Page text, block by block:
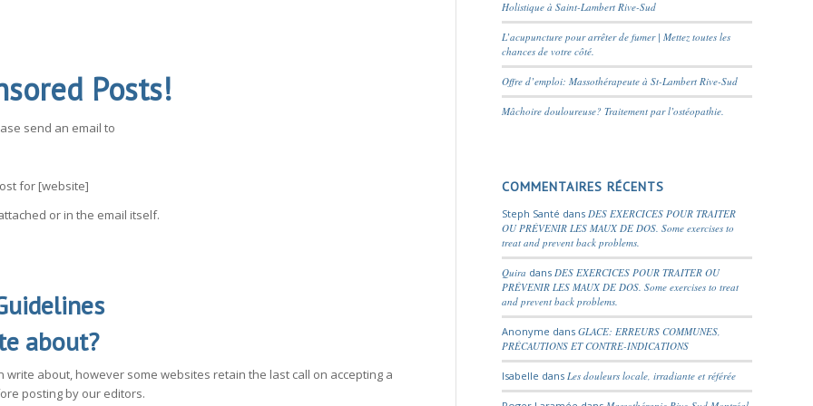
Posts!
send an email to
for [website]
or in the email itself.
about?
write about, however some websites retain the last call on accepting a
posting by our editors.
Holistique à Saint-Lambert Rive-Sud
L’acupuncture pour arrêter de fumer | Mettez toutes les
chances de votre côté.
Offre d’emploi: Massothérapeute à St-Lambert Rive-Sud
Mâchoire douloureuse? Traitement par l’ostéopathie.
COMMENTAIRES RÉCENTS
Steph Santé dans DES EXERCICES POUR TRAITER
OU PRÉVENIR LES MAUX DE DOS. Some exercises to
treat and prevent back problems.
Quira dans DES EXERCICES POUR TRAITER OU
PRÉVENIR LES MAUX DE DOS. Some exercises to treat
and prevent back problems.
Anonyme dansGLACE: ERREURS COMMUNES,
PRÉCAUTIONS ET CONTRE-INDICATIONS
Isabelle dans Les douleurs locale, irradiante et référée